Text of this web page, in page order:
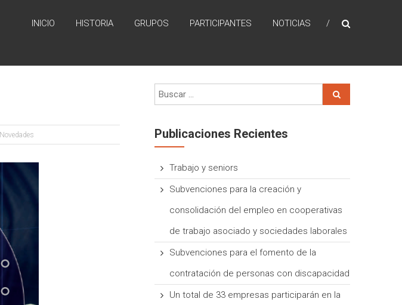
INICIO HISTORIA GRUPOS PARTICIPANTES NOTICIAS
Novedades Publicaciones Recientes
Trabajo y seniors
Subvenciones para la creación y
consolidación del empleo en cooperativas
de trabajo asociado y sociedades laborales
Subvenciones para el fomento de la
contratación de personas con discapacidad
Un total de 33 empresas participarán en la